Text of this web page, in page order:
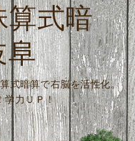
算式暗
阜
算式暗算で右脳を活性化。
ＵＰ！